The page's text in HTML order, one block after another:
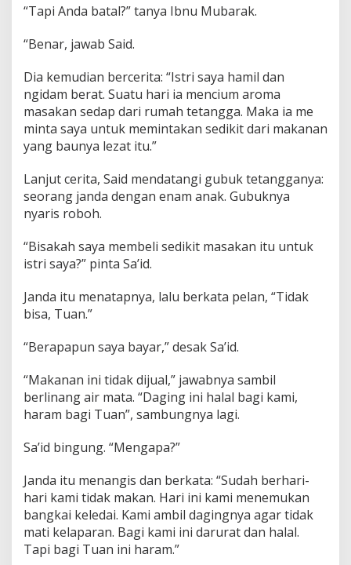
“Tapi Anda batal?” tanya Ibnu Mubarak.
“Benar, jawab Said.
Dia kemudian bercerita: “Istri saya hamil dan
ngidam berat. Suatu hari ia mencium aroma
masakan sedap dari rumah tetangga. Maka ia me
minta saya untuk memintakan sedikit dari makanan
yang baunya lezat itu.”
Lanjut cerita, Said mendatangi gubuk tetangganya:
seorang janda dengan enam anak. Gubuknya
nyaris roboh.
“Bisakah saya membeli sedikit masakan itu untuk
istri saya?” pinta Sa’id.
Janda itu menatapnya, lalu berkata pelan, “Tidak
bisa, Tuan.”
“Berapapun saya bayar,” desak Sa’id.
“Makanan ini tidak dijual,” jawabnya sambil
berlinang air mata. “Daging ini halal bagi kami,
haram bagi Tuan”, sambungnya lagi.
Sa’id bingung. “Mengapa?”
Janda itu menangis dan berkata: “Sudah berhari-
hari kami tidak makan. Hari ini kami menemukan
bangkai keledai. Kami ambil dagingnya agar tidak
mati kelaparan. Bagi kami ini darurat dan halal.
Tapi bagi Tuan ini haram.”